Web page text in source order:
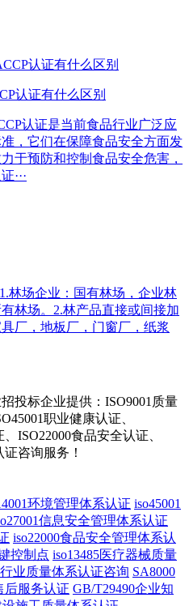
认证有什么区别
认证是当前食品行业广泛应
，它们在保障食品安全方面发
于预防和控制食品安全危害，
···
林场企业：国有林场，企业林
林场。2.林产品直接或间接加
厂，地板厂，门窗厂，纸浆
投标企业提供：ISO9001质量
职业健康认证、
ISO22000食品安全认证、
咨询服务！
环境管理体系认证 iso45001
信息安全管理体系认证
iso22000食品安全管理体系认
控制点 iso13485医疗器械质量
业质量体系认证咨询 SA8000
后服务认证 GB/T29490企业知